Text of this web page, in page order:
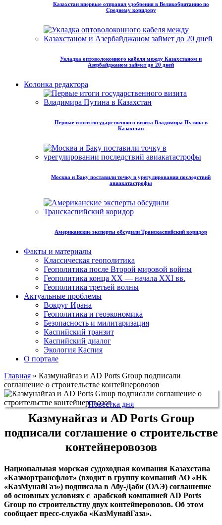
Казахстан впервые отправил удобрения в Великобританию по
Среднему коридору
Укладка оптоволоконного кабеля между Казахстаном и
Азербайджаном займет до 20 дней
Колонка редактора
Первые итоги государственного визита Владимира Путина в
Казахстан
Москва и Баку поставили точку в урегулировании последствий
авиакатастрофы
Американские эксперты обсудили Транскаспийский коридор
Факты и материалы
Классическая геополитика
Геополитика после Второй мировой войны
Геополитика конца XX — начала XXI вв.
Геополитика третьей волны
Актуальные проблемы
Вокруг Ирана
Геополитика и геоэкономика
Безопасность и милитаризация
Каспийский транзит
Каспийский диалог
Экология Каспия
О портале
Главная » Казмунайгаз и AD Ports Group подписали
соглашение о строительстве контейнеровозов
Повестка дня
Казмунайгаз и AD Ports Group
подписали соглашение о строительстве
контейнеровозов
Национальная морская судоходная компания Казахстана
«Казмортрансфлот» (входит в группу компаний АО «НК
«КазМунайГаз») подписала в Абу-Даби (ОАЭ) соглашение
об основных условиях с арабской компанией AD Ports
Group по строительству двух контейнеровозов. Об этом
сообщает пресс-служба «КазМунайГаза».